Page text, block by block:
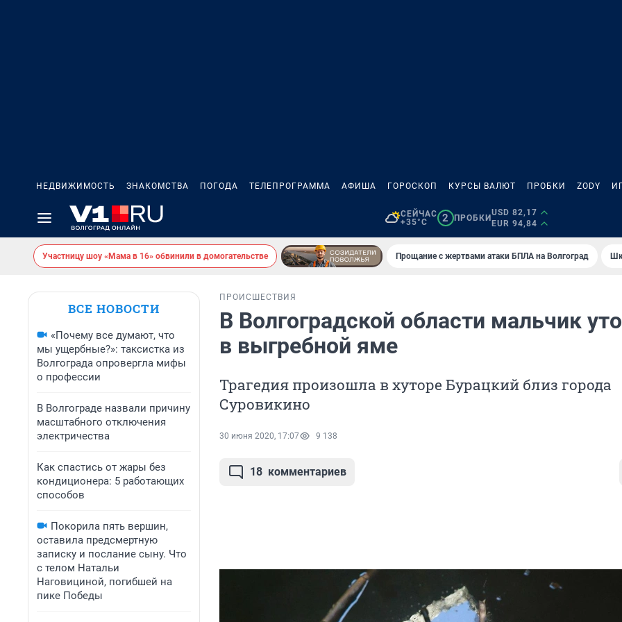
НЕДВИЖИМОСТЬ ЗНАКОМСТВА ПОГОДА ТЕЛЕПРОГРАММА АФИША ГОРОСКОП КУРСЫ ВАЛЮТ ПРОБКИ ZODY
СЕЙЧАС
+35°C
2 ПРОБКИ
USD 82,17
EUR 94,84
Участницу шоу «Мама в 16» обвинили в домогательстве Прощание с жертвами атаки БПЛА на Волгоград
ВСЕ НОВОСТИ
«Почему все думают, что
мы ущербные?»: таксистка из
Волгограда опровергла мифы
о профессии
В Волгограде назвали причину
масштабного отключения
электричества
Как спастись от жары без
кондиционера: 5 работающих
способов
Покорила пять вершин,
оставила предсмертную
записку и послание сыну. Что
с телом Натальи
Наговициной, погибшей на
пике Победы
ПРОИСШЕСТВИЯ
В Волгоградской области мальчик
в выгребной яме
Трагедия произошла в хуторе Бурацкий близ города
Суровикино
30 июня 2020, 17:07 9 138
18 комментариев